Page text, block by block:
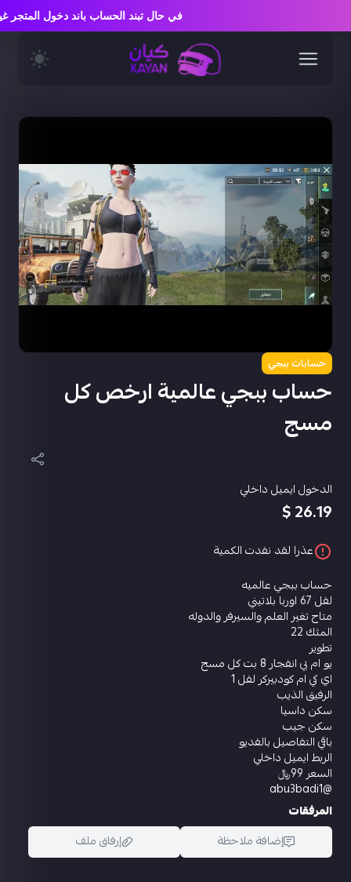
حسابات ببجي
حساب ببجي عالمية ارخص كل
مسج
الدخول ايميل داخلي
26.19 $
عذرا لقد نفدت الكمية
حساب ببجي عالميه
لفل 67 اوربا بلاتيني
متاح تغير العلم والسيرفر والدوله
المثك 22
تطوير
يو ام بي انفجار 8 بت كل مسج
اي كي ام كودبيركر لفل 1
الرفيق الذيب
سكن داسيا
سكن جيب
باقي التفاصيل بالفديو
الربط ايميل داخلي
السعر 99﷼
@abu3badi1
المرفقات
إضافة ملاحظة
إرفاق ملف
في حال تبند الحساب باند دخول